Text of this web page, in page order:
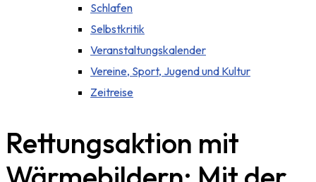
Schlafen
Selbstkritik
Veranstaltungskalender
Vereine, Sport, Jugend und Kultur
Zeitreise
Rettungsaktion mit